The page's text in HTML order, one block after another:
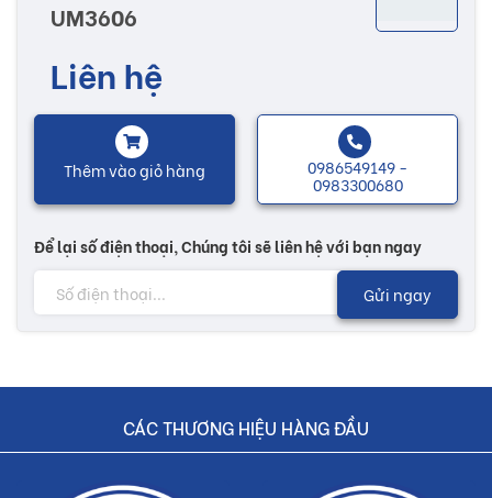
chuộng nhờ vào những họa tiết, hoa văn sống động được in kỹ
thêm nhiều sự lựa chọn cho bạn để có thể lựa chọn được một sản
phẩm ưng ý, xây dựng nên một ngôi nhà hoàn thiện và ấm áp.
Lưu ý:
Hình ảnh quý khách đang xem có thể khác 2/10 so với thực tế
do công nghệ chụp hình và ánh sáng
Đơn giá trên chưa bao gồm Vận chuyển và Khuyến mãi
Dịch vụ nhanh chóng, tiết kiệm thời gian và tiền bạc cho khách
UM3606
Liên hệ
Thêm vào giỏ hàng 0986549149 -
0983300680
Để lại số điện thoại, Chúng tôi sẽ liên hệ với bạn ngay
Gửi ngay
CÁC THƯƠNG HIỆU HÀNG ĐẦU